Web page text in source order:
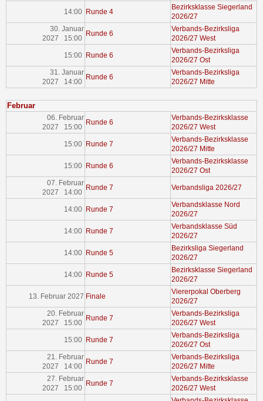
14:00 Runde 4
Bezirksklasse Siegerland
2026/27
30. Januar
2027 15:00
Runde 6
Verbands-Bezirksliga
2026/27 West
15:00 Runde 6
Verbands-Bezirksliga
2026/27 Ost
31. Januar
2027 14:00
Runde 6
Verbands-Bezirksliga
2026/27 Mitte
Februar
06. Februar
2027 15:00
Runde 6
Verbands-Bezirksklasse
2026/27 West
15:00 Runde 7
Verbands-Bezirksklasse
2026/27 Mitte
15:00 Runde 6
Verbands-Bezirksklasse
2026/27 Ost
07. Februar
2027 14:00
Runde 7 Verbandsliga 2026/27
14:00 Runde 7
Verbandsklasse Nord
2026/27
14:00 Runde 7
Verbandsklasse Süd
2026/27
14:00 Runde 5
Bezirksliga Siegerland
2026/27
14:00 Runde 5
Bezirksklasse Siegerland
2026/27
13. Februar 2027 Finale
Viererpokal Oberberg
2026/27
20. Februar
2027 15:00
Runde 7
Verbands-Bezirksliga
2026/27 West
15:00 Runde 7
Verbands-Bezirksliga
2026/27 Ost
21. Februar
2027 14:00
Runde 7
Verbands-Bezirksliga
2026/27 Mitte
27. Februar
2027 15:00
Runde 7
Verbands-Bezirksklasse
2026/27 West